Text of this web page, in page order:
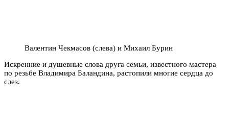
Валентин Чекмасов (слева) и Михаил Бурин
Искренние и душевные слова друга семьи, известного мастера
по резьбе Владимира Баландина, растопили многие сердца до
слез.